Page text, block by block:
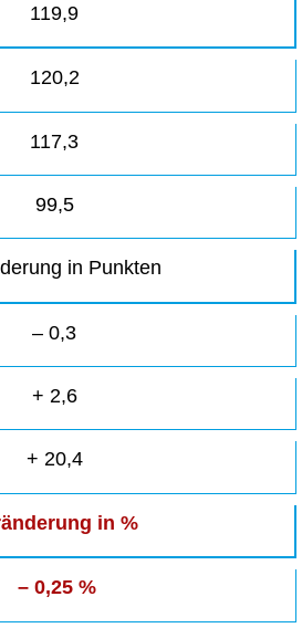
119,9
120,2
117,3
99,5
in Punkten
– 0,3
+ 2,6
+ 20,4
in %
– 0,25 %